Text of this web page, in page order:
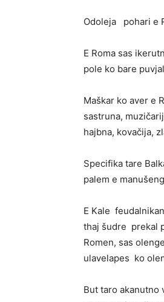
Odoleja pohari e
E Roma sas
pole ko bare
Maškar ko aver e
sastruna,
hajbna, kovačija,
Specifika tare
palem e
E Kale
thaj šudre prekal
Romen, sas
ulavelapes ko
But taro akanutno